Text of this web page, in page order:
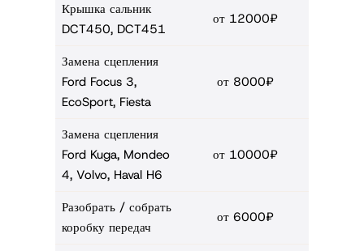
Крышка сальник
DCT450, DCT451
от 12000₽
Замена сцепления
Ford Focus 3,
EcoSport, Fiesta
от 8000₽
Замена сцепления
Ford Kuga, Mondeo
4, Volvo, Haval H6
от 10000₽
Разобрать / собрать
коробку передач
от 6000₽